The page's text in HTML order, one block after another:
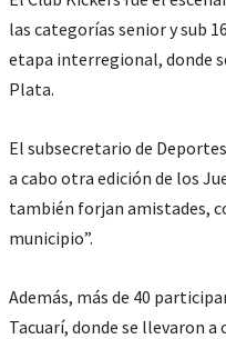
las categorías senior y sub
etapa interregional, donde
Plata.
El subsecretario de
a cabo otra edición de los
también forjan amistades,
municipio”.
Además, más de 40
Tacuarí, donde se llevaron